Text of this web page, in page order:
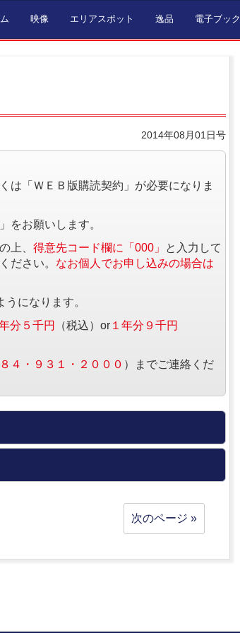
映像 エリアスポット 逸品 電子ブック
2014年08月01日号
は「ＷＥＢ版購読契約」が必要になりま
をお願いします。
上、 得意先コード欄に「000」
と入力して
ださい。 なお個人でお申し込みの場合は
になります。
分５千円 （税込）or １年分９千円
４・９３１・２０００ ）までご連絡くだ
次のページ »